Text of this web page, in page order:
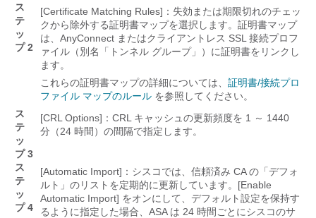
ス
テ
ッ
プ 2
[Certificate Matching Rules]：失効または期限切れのチェッ
クから除外する証明書マップを選択します。証明書マップ
は、AnyConnect またはクライアントレス SSL 接続プロフ
ァイル（別名「トンネル グループ」）に証明書をリンクし
ます。
これらの証明書マップの詳細については、 証明書/接続プロ
ファイル マップのルール を参照してください。
ス
テ
ッ
プ 3
[CRL Options]：CRL キャッシュの更新頻度を 1 ～ 1440
分（24 時間）の間隔で指定します。
ス
テ
ッ
プ 4
[Automatic Import]：シスコでは、信頼済み CA の「デフォ
ルト」のリストを定期的に更新しています。[Enable
Automatic Import] をオンにして、デフォルト設定を保持す
るように指定した場合、ASA は 24 時間ごとにシスコのサ